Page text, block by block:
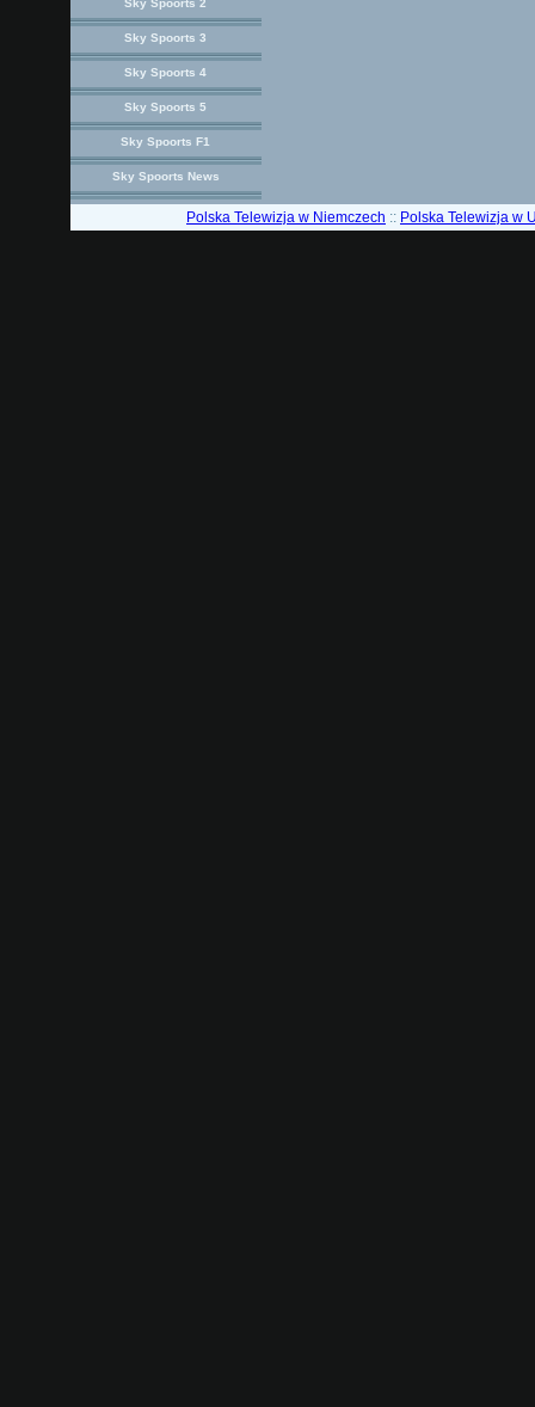
Sky Spoorts 2
Sky Spoorts 3
Sky Spoorts 4
Sky Spoorts 5
Sky Spoorts F1
Sky Spoorts News
Polska Telewizja w Niemczech :: Polska Telewizja w